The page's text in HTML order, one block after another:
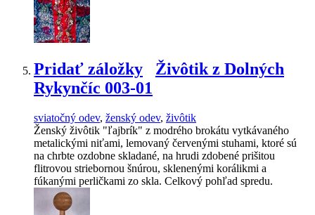
Pridať záložky
Živôtik z Dolných
Rykynčíc 003-01
sviatočný odev, ženský odev, živôtik
Ženský živôtik "ľajbrík" z modrého brokátu vytkávaného
metalickými niťami, lemovaný červenými stuhami, ktoré sú
na chrbte ozdobne skladané, na hrudi zdobené prišitou
flitrovou striebornou šnúrou, sklenenými korálikmi a
fúkanými perličkami zo skla. Celkový pohľad spredu.